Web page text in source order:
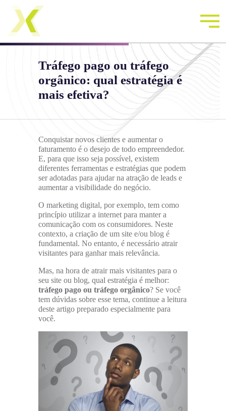
Tráfego pago ou tráfego
orgânico: qual estratégia é
mais efetiva?
Conquistar novos clientes e aumentar o
faturamento é o desejo de todo empreendedor.
E, para que isso seja possível, existem
diferentes ferramentas e estratégias que podem
ser adotadas para ajudar na atração de leads e
aumentar a visibilidade do negócio.
O marketing digital, por exemplo, tem como
princípio utilizar a internet para manter a
comunicação com os consumidores. Neste
contexto, a criação de um site e/ou blog é
fundamental. No entanto, é necessário atrair
visitantes para ganhar mais relevância.
Mas, na hora de atrair mais visitantes para o
seu site ou blog, qual estratégia é melhor:
tráfego pago ou tráfego orgânico? Se você
tem dúvidas sobre esse tema, continue a leitura
deste artigo preparado especialmente para
você.